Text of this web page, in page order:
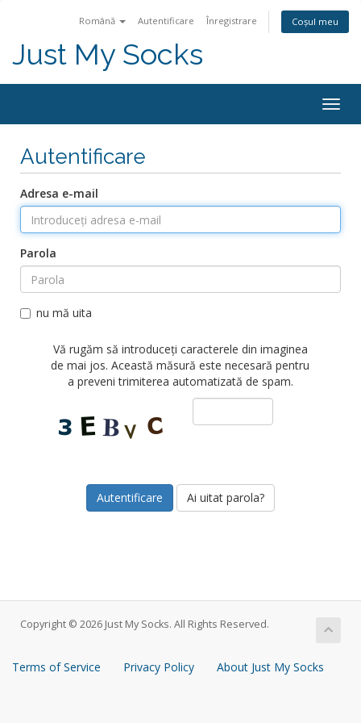
Română Autentificare Înregistrare Coșul meu
Just My Socks
Autentificare
Adresa e-mail
Parola
nu mă uita
Vă rugăm să introduceți caracterele din imaginea
de mai jos. Această măsură este necesară pentru
a preveni trimiterea automatizată de spam.
Ai uitat parola?
Copyright © 2026 Just My Socks. All Rights Reserved.
Terms of Service Privacy Policy About Just My Socks